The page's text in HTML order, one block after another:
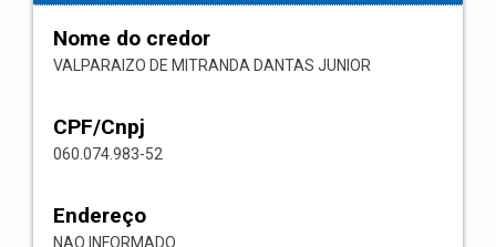
Nome do credor
VALPARAIZO DE MITRANDA DANTAS JUNIOR
CPF/Cnpj
060.074.983-52
Endereço
NAO INFORMADO